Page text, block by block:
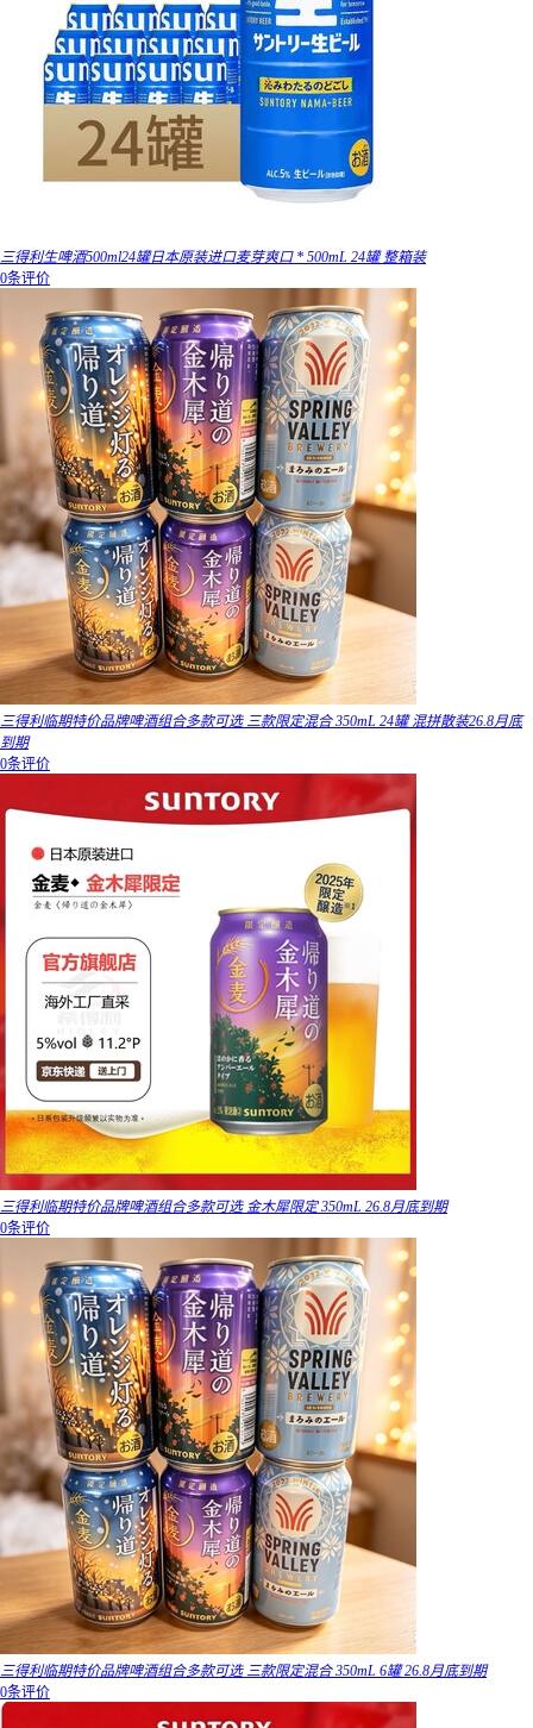
三得利生啤酒500ml24罐日本原装进口麦芽爽口 * 500mL 24罐 整箱装
0条评价
三得利临期特价品牌啤酒组合多款可选 三款限定混合 350mL 24罐 混拼散装26.8月底
到期
0条评价
三得利临期特价品牌啤酒组合多款可选 金木犀限定 350mL 26.8月底到期
0条评价
三得利临期特价品牌啤酒组合多款可选 三款限定混合 350mL 6罐 26.8月底到期
0条评价